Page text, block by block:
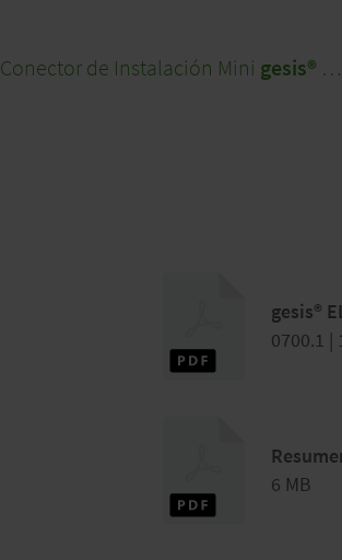
Conector de Instalación Mini gesis®
gesis®
0700.1 |
6 MB